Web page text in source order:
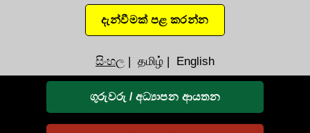
දැන්වීමක් පළ කරන්න
සිංහල | தமிழ் | English
ගුරුවරු / අධ්‍යාපන ආයතන